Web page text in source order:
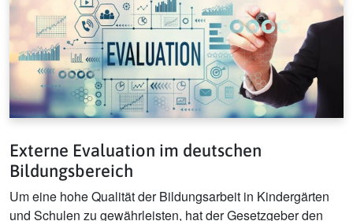
Externe Evaluation im deutschen
Bildungsbereich
Um eine hohe Qualität der Bildungsarbeit in Kindergärten
und Schulen zu gewährleisten, hat der Gesetzgeber den